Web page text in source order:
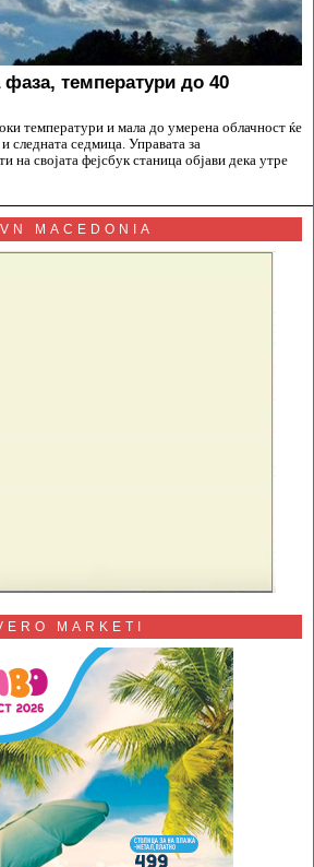
температури до 40
температури и мала до умерена облачност ќе
следната седмица. Управата за
на својата фејсбук станица објави дека утре
MACEDONIA
MARKETI